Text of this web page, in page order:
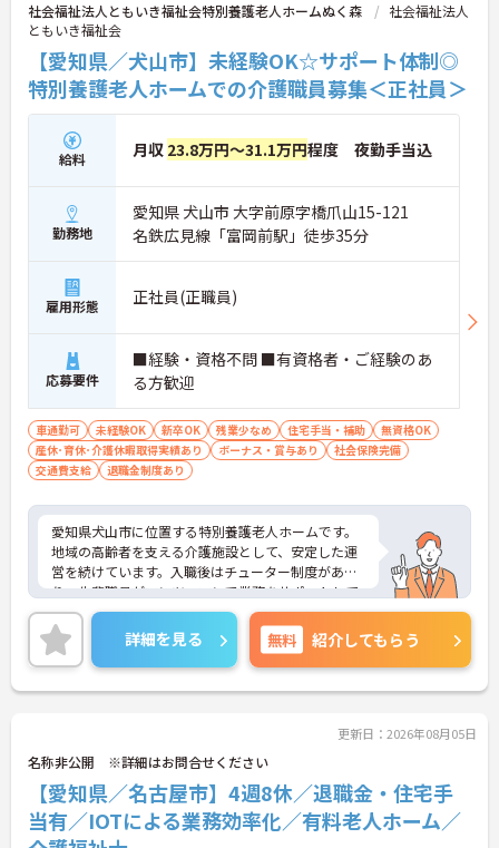
社会福祉法人ともいき福祉会特別養護老人ホームぬく森
社会福祉法人
ともいき福祉会
【愛知県／犬山市】未経験OK☆サポート体制◎
特別養護老人ホームでの介護職員募集＜正社員＞
給料 月収 23.8万円～31.1万円程度 夜勤手当込
勤務地
愛知県 犬山市 大字前原字橋爪山15-121
名鉄広見線「富岡前駅」徒歩35分
雇用形態 正社員(正職員)
応募要件
■経験・資格不問 ■有資格者・ご経験のあ
る方歓迎
車通勤可 未経験OK 新卒OK 残業少なめ 住宅手当・補助
無資格OK
産休･育休･介護休暇取得実績あり
ボーナス・賞与あり
社会保険完備
交通費支給
退職金制度あり
愛知県犬山市に位置する特別養護老人ホームです。
地域の高齢者を支える介護施設として、安定した運
営を続けています。入職後はチューター制度があ
り、先輩職員がマンツーマンで業務をサポートして
くれるため、未経験の方でも無理なくスタートでき
る環境です。また、資格取得支援や研修制度が整っ
ており、働きながらスキルアップも可能です。幅広
い年代が活躍しており、困ったときは自然と助け合
える雰囲気も魅力です。
トをお伝えしますのでお気軽にお問い合わせくださ
詳細を見る 無料 紹介してもらう
更新日：2026年08月05日
名称非公開 ※詳細はお問合せください
【愛知県／名古屋市】4週8休／退職金・住宅手
当有／IOTによる業務効率化／有料老人ホーム／